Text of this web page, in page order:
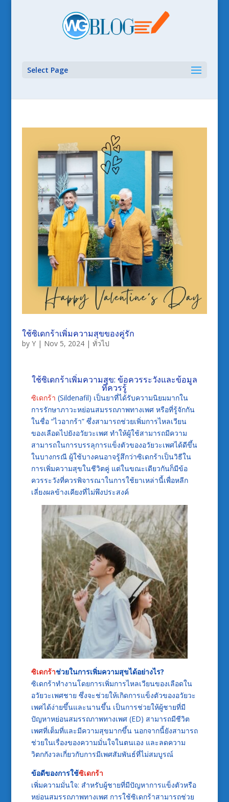
Select Page
ใช้ซิเดกร้าเพิ่มความสุขของคู่รัก
by Y| Nov 5, 2024| ทั่วไป
ใช้ซิเดกร้าเพิ่มความสุข: ข้อควรระวังและข้อมูล
ที่ควรรู้
ซิเดกร้า (Sildenafil) เป็นยาที่ได้รับความนิยมมากใน
การรักษาภาวะหย่อนสมรรถภาพทางเพศ หรือที่รู้จักกัน
ในชื่อ “ไวอากร้า” ซึ่งสามารถช่วยเพิ่มการไหลเวียน
ของเลือดไปยังอวัยวะเพศ ทำให้ผู้ใช้สามารถมีความ
สามารถในการบรรลุการแข็งตัวของอวัยวะเพศได้ดีขึ้น
ในบางกรณี ผู้ใช้บางคนอาจรู้สึกว่าซิเดกร้าเป็นวิธีใน
การเพิ่มความสุขในชีวิตคู่ แต่ในขณะเดียวกันก็มีข้อ
ควรระวังที่ควรพิจารณาในการใช้ยาเหล่านี้เพื่อหลีก
เลี่ยงผลข้างเคียงที่ไม่พึงประสงค์
ซิเดกร้าช่วยในการเพิ่มความสุขได้อย่างไร?
ซิเดกร้าทำงานโดยการเพิ่มการไหลเวียนของเลือดใน
อวัยวะเพศชาย ซึ่งจะช่วยให้เกิดการแข็งตัวของอวัยวะ
เพศได้ง่ายขึ้นและนานขึ้น เป็นการช่วยให้ผู้ชายที่มี
ปัญหาหย่อนสมรรถภาพทางเพศ (ED) สามารถมีชีวิต
เพศที่เต็มที่และมีความสุขมากขึ้น นอกจากนี้ยังสามารถ
ช่วยในเรื่องของความมั่นใจในตนเอง และลดความ
วิตกกังวลเกี่ยวกับการมีเพศสัมพันธ์ที่ไม่สมบูรณ์
ข้อดีของการใช้ซิเดกร้า
เพิ่มความมั่นใจ: สำหรับผู้ชายที่มีปัญหาการแข็งตัวหรือ
หย่อนสมรรถภาพทางเพศ การใช้ซิเดกร้าสามารถช่วย